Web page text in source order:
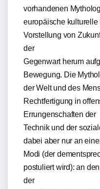
vorhandenen
europäische kulturelle
Vorstellung von
der
Gegenwart herum
Bewegung. Die
der Welt und des
Rechtfertigung in
Errungenschaften der
Technik und der
dabei aber nur an
Modi (der
postuliert wird): an
der